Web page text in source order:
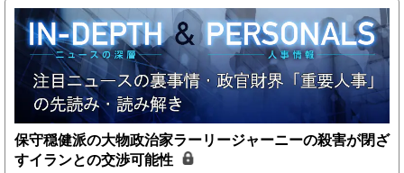
保守穏健派の大物政治家ラーリージャーニーの殺害が閉ざ
すイランとの交渉可能性